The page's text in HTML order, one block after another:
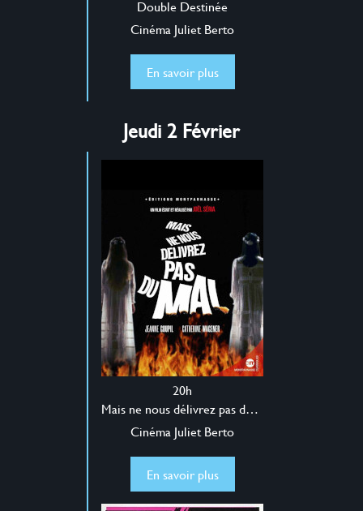
Double Destinée
Cinéma Juliet Berto
En savoir plus
Jeudi 2 Février
20h
Mais ne nous délivrez pas du mal
Cinéma Juliet Berto
En savoir plus